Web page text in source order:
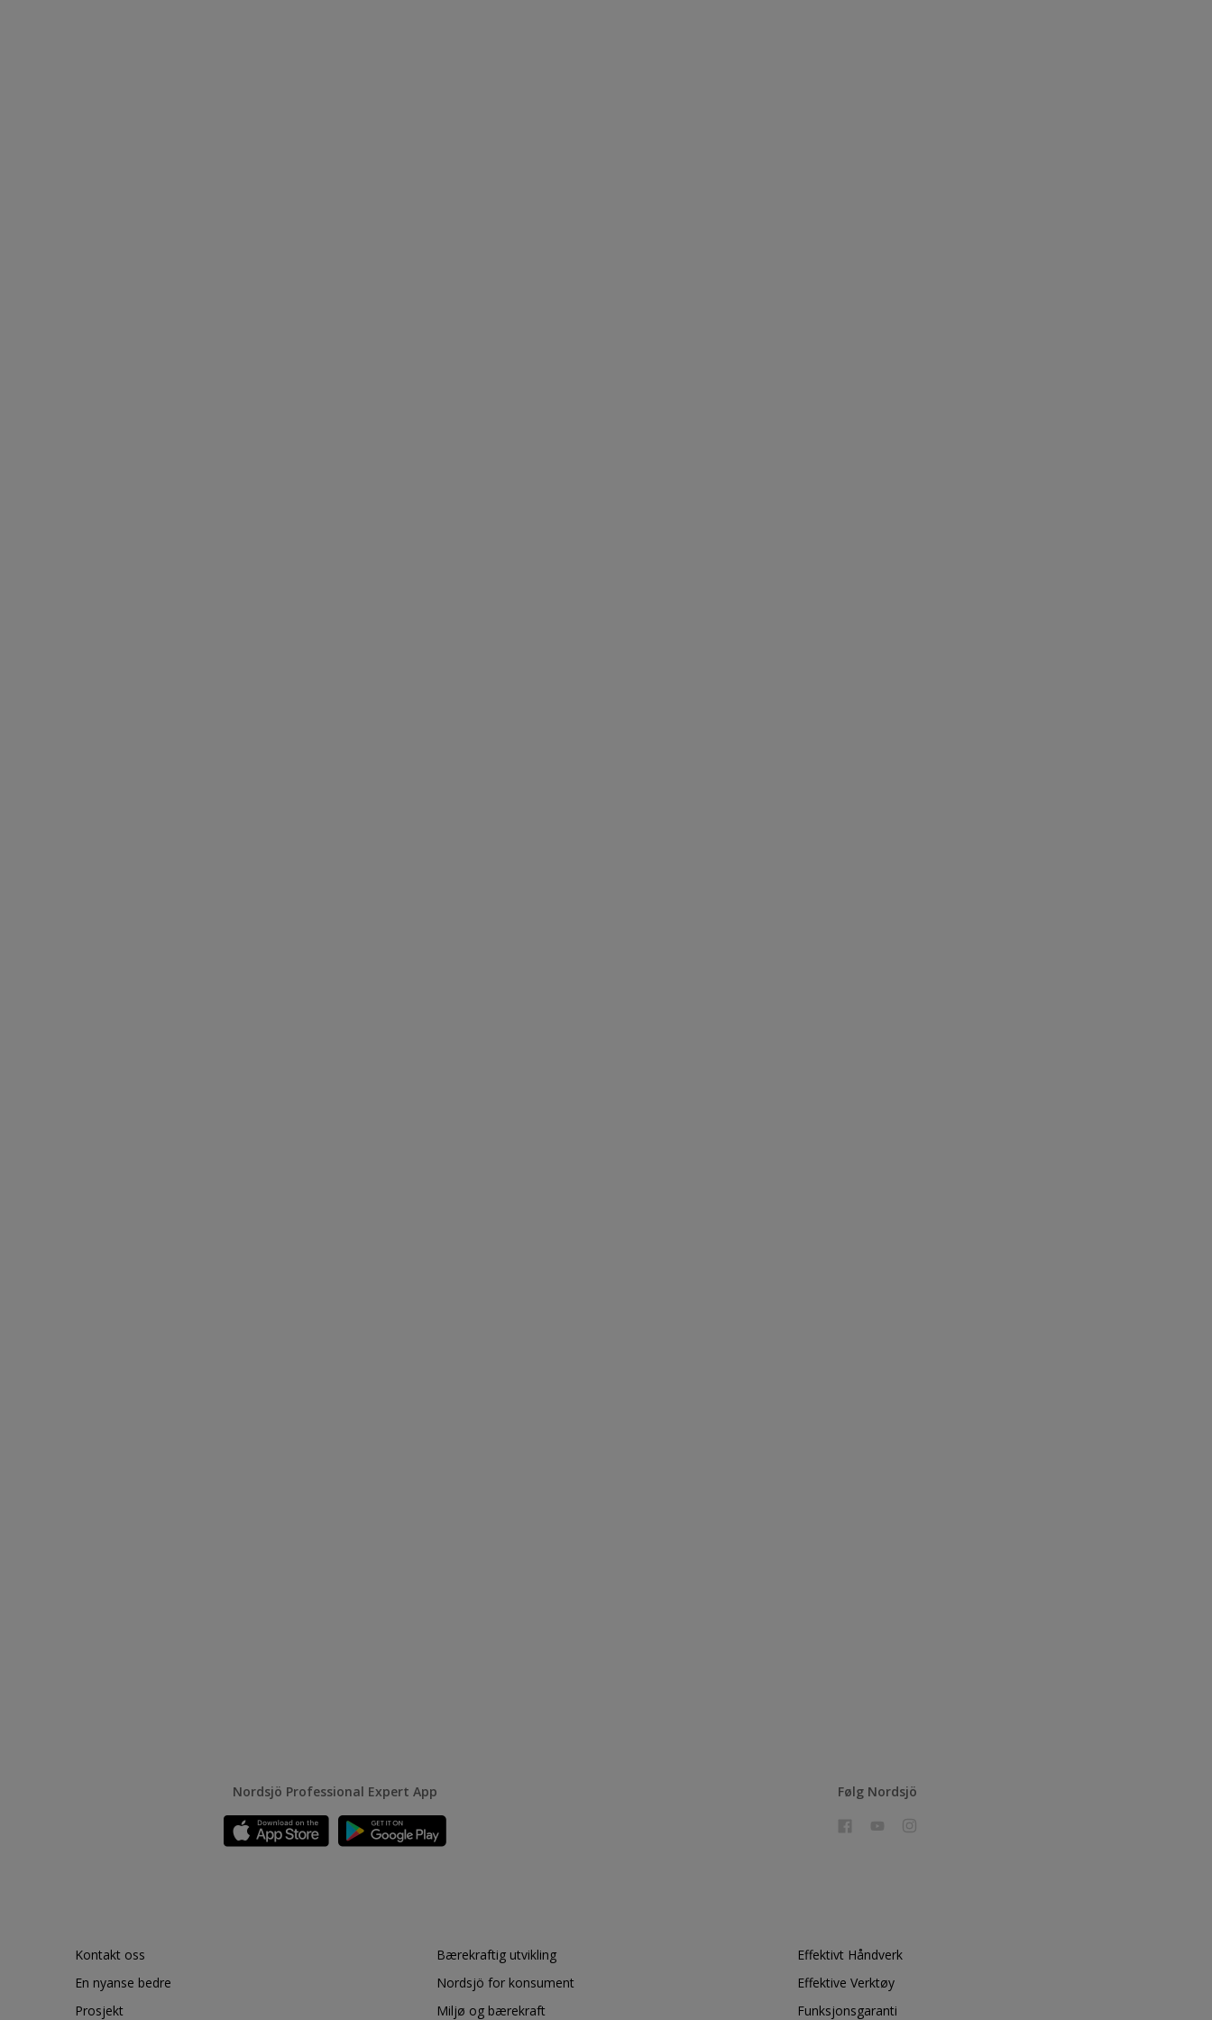
Nordsjö Professional Expert App Følg Nordsjö
Kontakt oss
En nyanse bedre
Prosjekt
Bærekraftig utvikling
Nordsjö for konsument
Miljø og bærekraft
Effektivt Håndverk
Effektive Verktøy
Funksjonsgaranti